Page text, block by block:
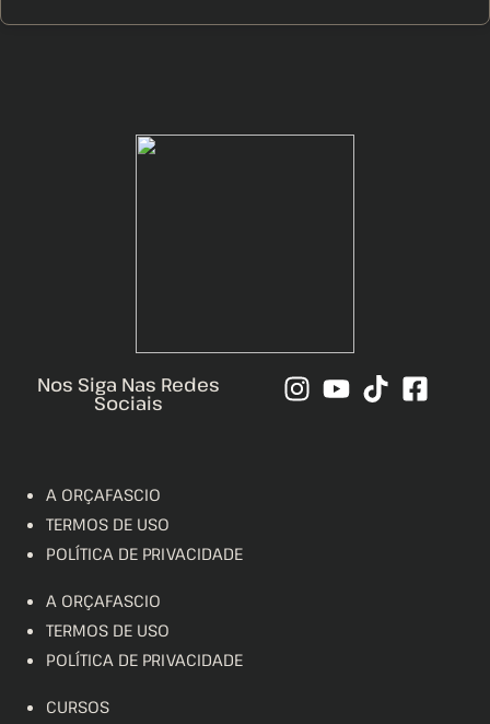
Nos Siga Nas Redes
Sociais
A ORÇAFASCIO
TERMOS DE USO
POLÍTICA DE PRIVACIDADE
A ORÇAFASCIO
TERMOS DE USO
POLÍTICA DE PRIVACIDADE
CURSOS